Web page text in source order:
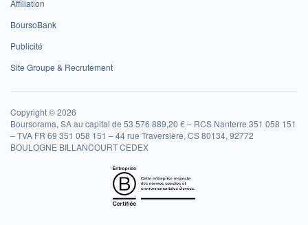
Affiliation
BoursoBank
Publicité
Site Groupe & Recrutement
Copyright © 2026
Boursorama, SA au capital de 53 576 889,20 € – RCS Nanterre 351 058 151
– TVA FR 69 351 058 151 – 44 rue Traversière, CS 80134, 92772
BOULOGNE BILLANCOURT CEDEX